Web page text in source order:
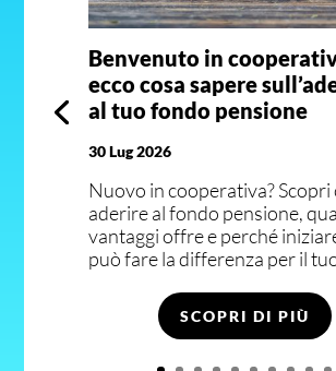
Benvenuto in
ecco cosa sapere
al tuo fondo pensione
30 Lug 2026
Nuovo in cooperativa? Scopri
aderire al fondo pensione,
vantaggi offre e perché
può fare la differenza per il
SCOPRI DI PIÙ